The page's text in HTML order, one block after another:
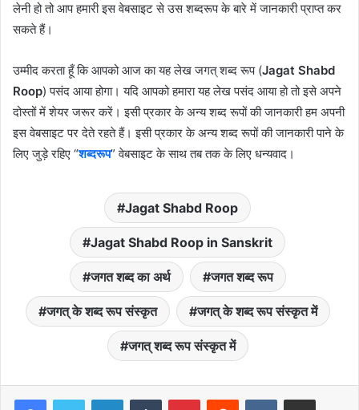
लेनी हो तो आप हमारी इस वेबसाइट से उस शब्दरूप के बारे में जानकारी प्राप्त कर
सकते हैं।
उम्मीद करता हूँ कि आपको आज का यह लेख जगत् शब्द रूप (Jagat Shabd
Roop) पसंद आया होगा। यदि आपको हमारा यह लेख पसंद आया हो तो इसे अपने
दोस्तों में शेयर जरूर करें। इसी प्रकार के अन्य शब्द रूपों की जानकारी हम अपनी
इस वेबसाइट पर देते रहते हैं। इसी प्रकार के अन्य शब्द रूपों की जानकारी पाने के
लिए जुड़े रहिए “शब्दरूप” वेबसाइट के साथ तब तक के लिए धन्यवाद।
Jagat Shabd Roop
Jagat Shabd Roop in Sanskrit
जगत शब्द का अर्थ जगत शब्द रूप
जगत् के शब्द रूप संस्कृत जगत् के शब्द रूप संस्कृत में
जगत् शब्द रूप संस्कृत में
LinkedInTumblr PinterestReddit VKontakteShare via Email